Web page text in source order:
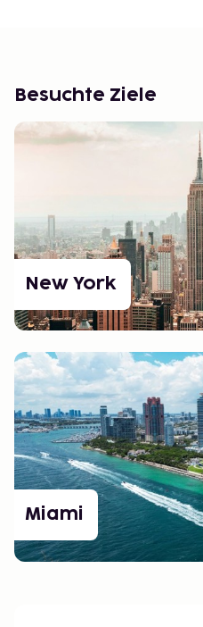
Besuchte Ziele
New York
Miami